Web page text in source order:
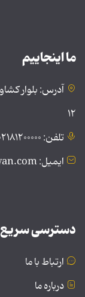
ما اینجاییم
آدرس: بلوار
۱۲
تلفن: ۰۲۱۸۱۲۰۰۰۰۰
ایمیل: public@tebyan.com
دسترسی سریع
ارتباط با ما
درباره ما